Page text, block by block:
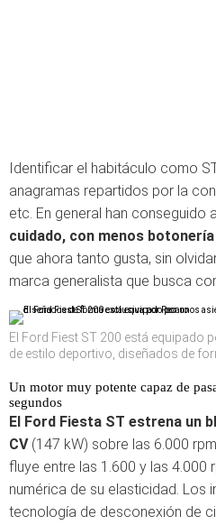
Identificar el habitáculo como
anagramas repartidos por la
etc. En general han conseguido
cuidado, con menos
que ahora tanto gusta, sin
marca generalista que busca
El Ford Fiest ST 200 está equipado
de estilo deportivo, diseñados de
Un motor muy potente capaz de
segundos
El Ford Fiesta ST estrena un
CV(147 kW) sobre las 6.000
fluye entre las 1.600 y las 4.000
numérica de su elasticidad. Los
tecnología de desconexión de